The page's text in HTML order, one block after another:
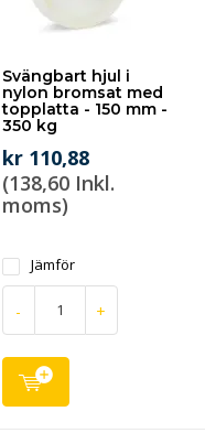
Svängbart hjul i
nylon bromsat med
topplatta - 150 mm -
350 kg
kr 110,88
(138,60 Inkl.
moms)
Jämför
- +